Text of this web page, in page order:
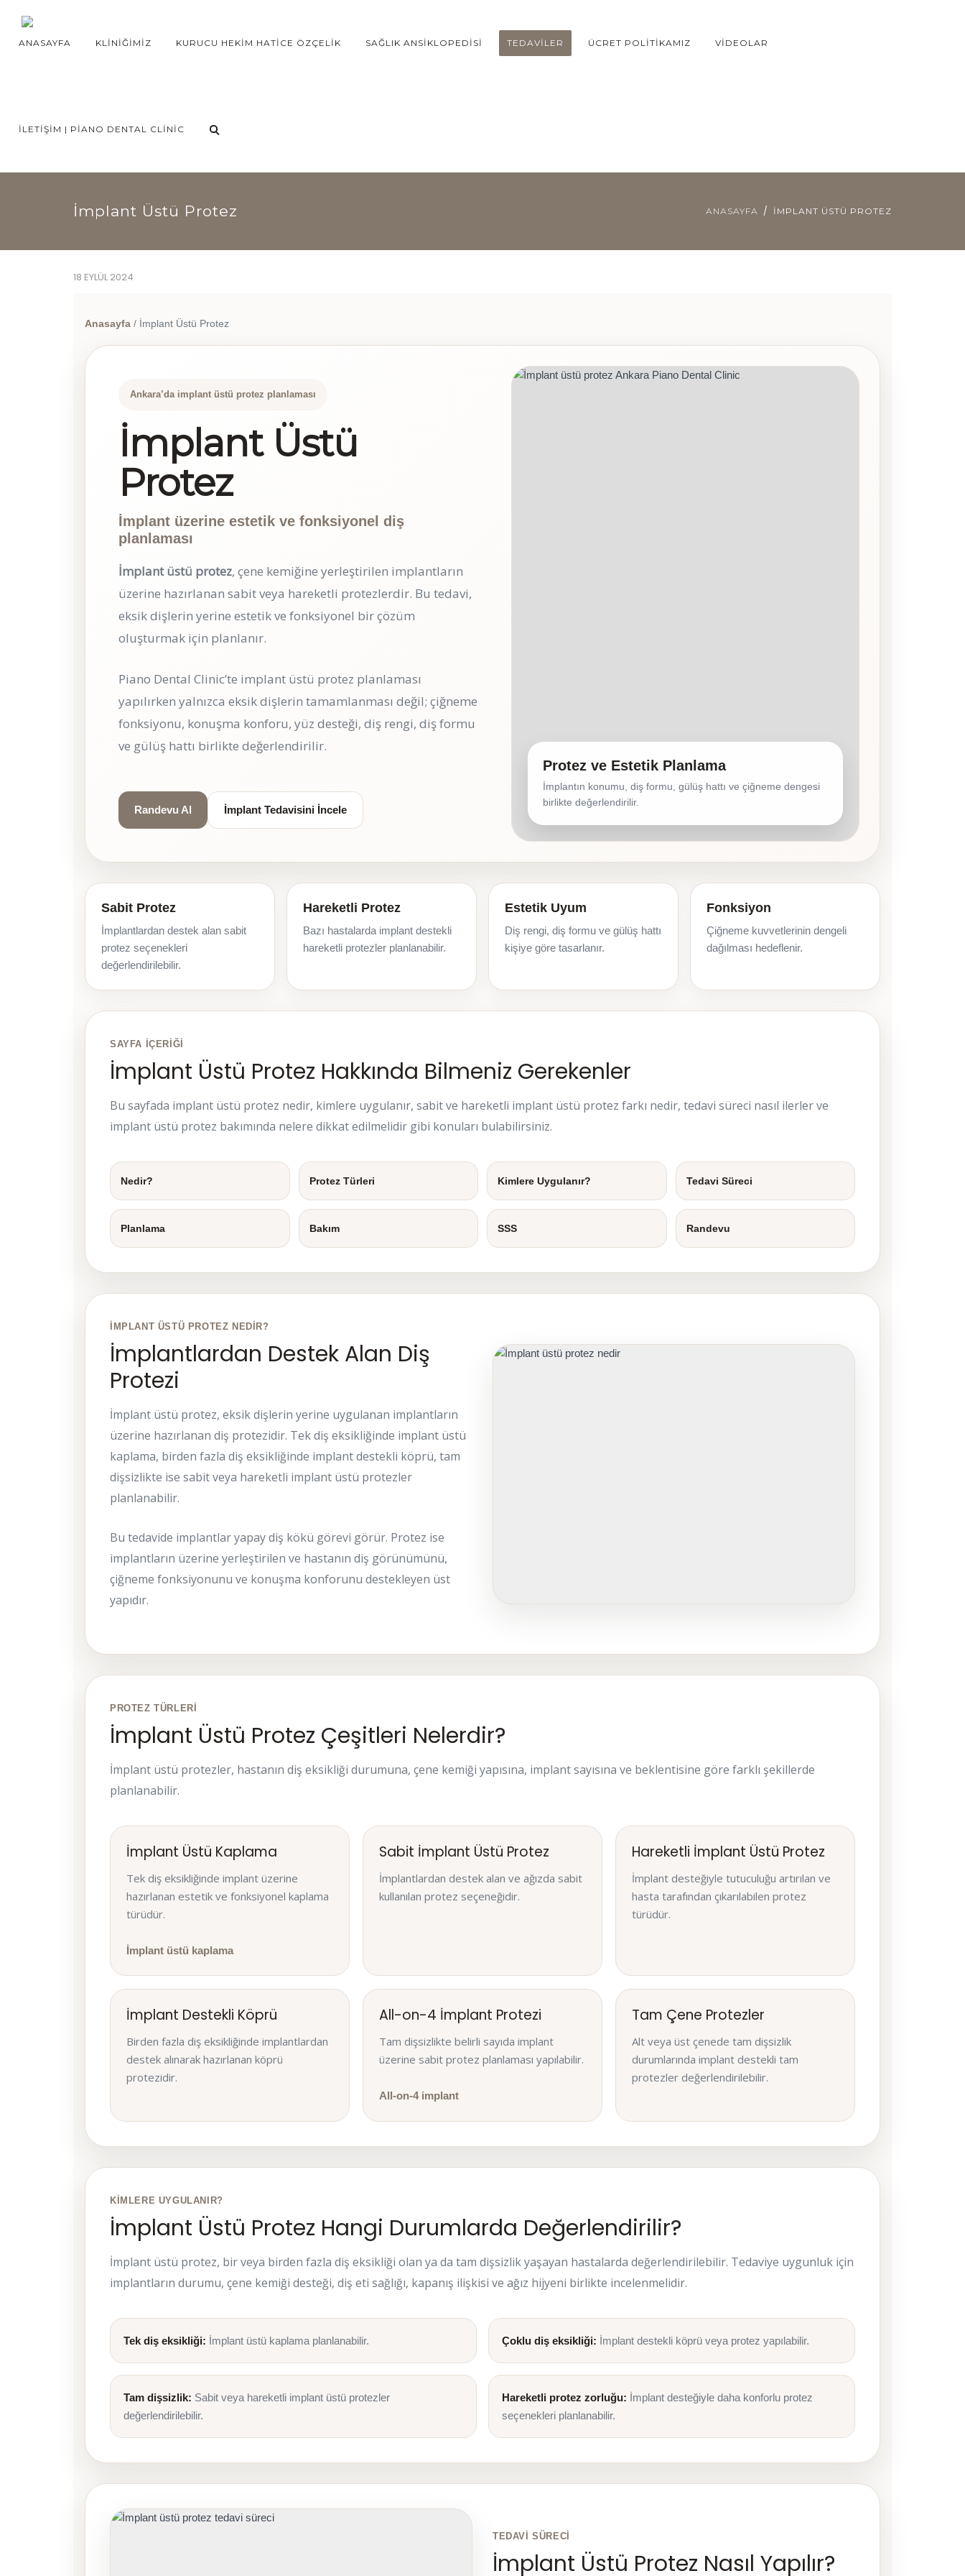
ANASAYFA KLINIĞIMIZ KURUCU HEKIM HATICE ÖZÇELIK SAĞLIK ANSIKLOPEDISI TEDAVILER ÜCRET POLITIKAMIZ VIDEOLAR
İLETIŞIM | PIANO DENTAL CLINIC
İmplant Üstü Protez ANASAYFA İMPLANT ÜSTÜ PROTEZ
18 EYLÜL 2024
Anasayfa / İmplant Üstü Protez
Ankara’da implant üstü protez planlaması
İmplant Üstü
Protez
İmplant üzerine estetik ve fonksiyonel diş
planlaması
İmplant üstü protez, çene kemiğine yerleştirilen implantların
üzerine hazırlanan sabit veya hareketli protezlerdir. Bu tedavi,
eksik dişlerin yerine estetik ve fonksiyonel bir çözüm
oluşturmak için planlanır.
Piano Dental Clinic’te implant üstü protez planlaması
yapılırken yalnızca eksik dişlerin tamamlanması değil; çiğneme
fonksiyonu, konuşma konforu, yüz desteği, diş rengi, diş formu
ve gülüş hattı birlikte değerlendirilir.
Randevu Al İmplant Tedavisini İncele
Protez ve Estetik Planlama
İmplantın konumu, diş formu, gülüş hattı ve çiğneme dengesi
birlikte değerlendirilir.
Sabit Protez
İmplantlardan destek alan sabit
protez seçenekleri
değerlendirilebilir.
Hareketli Protez
Bazı hastalarda implant destekli
hareketli protezler planlanabilir.
Estetik Uyum
Diş rengi, diş formu ve gülüş hattı
kişiye göre tasarlanır.
Fonksiyon
Çiğneme kuvvetlerinin dengeli
dağılması hedeflenir.
SAYFA İÇERIĞI
İmplant Üstü Protez Hakkında Bilmeniz Gerekenler
Bu sayfada implant üstü protez nedir, kimlere uygulanır, sabit ve hareketli implant üstü protez farkı nedir, tedavi süreci nasıl ilerler ve
implant üstü protez bakımında nelere dikkat edilmelidir gibi konuları bulabilirsiniz.
Nedir? Protez Türleri Kimlere Uygulanır? Tedavi Süreci
Planlama Bakım SSS Randevu
İMPLANT ÜSTÜ PROTEZ NEDIR?
İmplantlardan Destek Alan Diş
Protezi
İmplant üstü protez, eksik dişlerin yerine uygulanan implantların
üzerine hazırlanan diş protezidir. Tek diş eksikliğinde implant üstü
kaplama, birden fazla diş eksikliğinde implant destekli köprü, tam
dişsizlikte ise sabit veya hareketli implant üstü protezler
planlanabilir.
Bu tedavide implantlar yapay diş kökü görevi görür. Protez ise
implantların üzerine yerleştirilen ve hastanın diş görünümünü,
çiğneme fonksiyonunu ve konuşma konforunu destekleyen üst
yapıdır.
PROTEZ TÜRLERI
İmplant Üstü Protez Çeşitleri Nelerdir?
İmplant üstü protezler, hastanın diş eksikliği durumuna, çene kemiği yapısına, implant sayısına ve beklentisine göre farklı şekillerde
planlanabilir.
İmplant Üstü Kaplama
Tek diş eksikliğinde implant üzerine
hazırlanan estetik ve fonksiyonel kaplama
türüdür.
İmplant üstü kaplama
Sabit İmplant Üstü Protez
İmplantlardan destek alan ve ağızda sabit
kullanılan protez seçeneğidir.
Hareketli İmplant Üstü Protez
İmplant desteğiyle tutuculuğu artırılan ve
hasta tarafından çıkarılabilen protez
türüdür.
İmplant Destekli Köprü
Birden fazla diş eksikliğinde implantlardan
destek alınarak hazırlanan köprü
protezidir.
All-on-4 İmplant Protezi
Tam dişsizlikte belirli sayıda implant
üzerine sabit protez planlaması yapılabilir.
All-on-4 implant
Tam Çene Protezler
Alt veya üst çenede tam dişsizlik
durumlarında implant destekli tam
protezler değerlendirilebilir.
KIMLERE UYGULANIR?
İmplant Üstü Protez Hangi Durumlarda Değerlendirilir?
İmplant üstü protez, bir veya birden fazla diş eksikliği olan ya da tam dişsizlik yaşayan hastalarda değerlendirilebilir. Tedaviye uygunluk için
implantların durumu, çene kemiği desteği, diş eti sağlığı, kapanış ilişkisi ve ağız hijyeni birlikte incelenmelidir.
Tek diş eksikliği: İmplant üstü kaplama planlanabilir. Çoklu diş eksikliği: İmplant destekli köprü veya protez yapılabilir.
Tam dişsizlik: Sabit veya hareketli implant üstü protezler
değerlendirilebilir.
Hareketli protez zorluğu: İmplant desteğiyle daha konforlu protez
seçenekleri planlanabilir.
TEDAVI SÜRECI
İmplant Üstü Protez Nasıl Yapılır?